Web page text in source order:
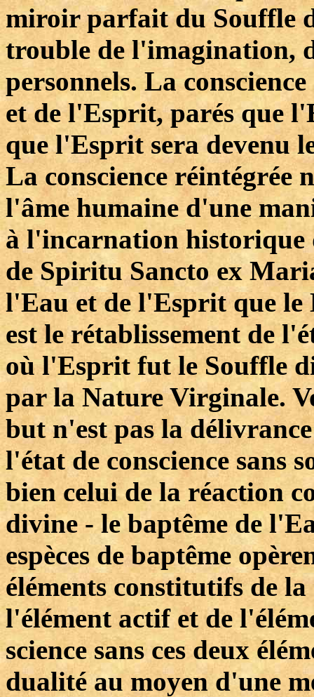
miroir parfait du Souffle
trouble de l'imagination,
personnels. La
et de l'Esprit, parés que
que l'Esprit sera devenu
La conscience
l'âme humaine d'une
à l'incarnation
de Spiritu Sancto ex
l'Eau et de l'Esprit que le
est le rétablissement de
où l'Esprit fut le Souffle
par la Nature Virginale.
but n'est pas la
l'état de conscience sans
bien celui de la réaction
divine - le baptême de
espèces de baptême
éléments constitutifs de la
l'élément actif et de
science sans ces deux
dualité au moyen d'une